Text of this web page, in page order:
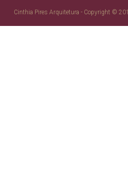
Cinthia Pires Arquitetura - Copyright ©